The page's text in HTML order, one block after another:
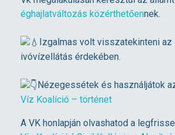
í
z
K
éghajlatváltozás közérthetőennek.
Izgalmas volt visszatekinteni
ivóvízellátás érdekében.
Nézegessétek és használjátok
Víz Koalíció – történet
A VK honlapján olvashatod a